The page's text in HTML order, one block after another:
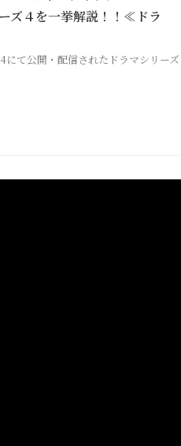
ズ４を一挙解説！！≪ドラ
にて公開・配信されたドラマシリーズ